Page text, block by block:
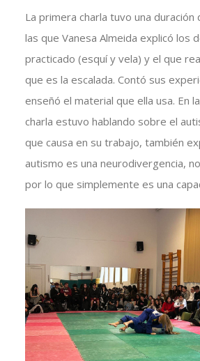
La primera charla tuvo una duración
las que Vanesa Almeida explicó los
practicado (esquí y vela) y el que
que es la escalada. Contó sus
enseñó el material que ella usa. En
charla estuvo hablando sobre el
que causa en su trabajo, también
autismo es una neurodivergencia,
por lo que simplemente es una